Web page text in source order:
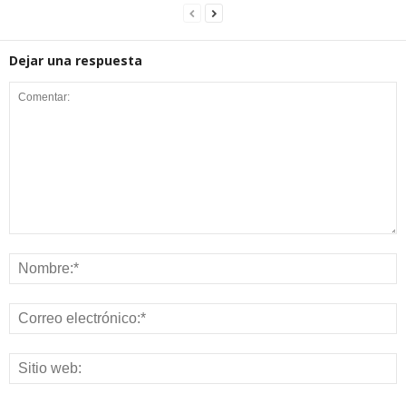
Dejar una respuesta